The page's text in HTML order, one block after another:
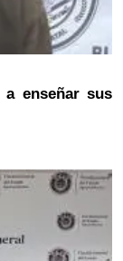
a enseñar sus